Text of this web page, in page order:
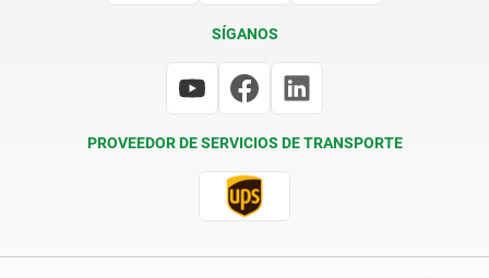
SÍGANOS
PROVEEDOR DE SERVICIOS DE TRANSPORTE